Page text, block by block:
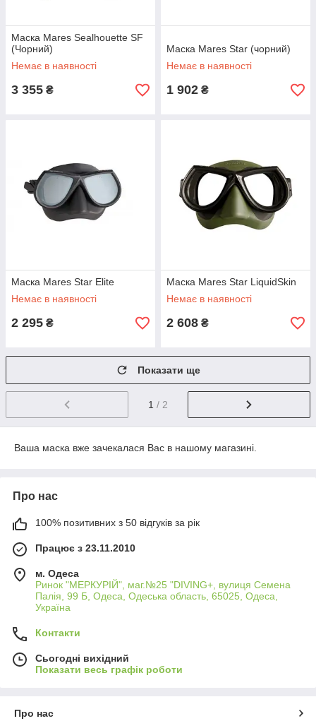
Маска Mares Sealhouette SF
(Чорний)
Немає в наявності
3 355 ₴
Маска Mares Star (чорний)
Немає в наявності
1 902 ₴
Маска Mares Star Elite
Немає в наявності
2 295 ₴
Маска Mares Star LiquidSkin
Немає в наявності
2 608 ₴
Показати ще
1 / 2
Ваша маска вже зачекалася Вас в нашому магазині.
Про нас
100% позитивних з 50 відгуків за рік
Працює з 23.11.2010
м. Одеса
Ринок "МЕРКУРІЙ", маг.№25 "DIVING+, вулиця Семена
Палія, 99 Б, Одеса, Одеська область, 65025, Одеса,
Україна
Контакти
Сьогодні вихідний
Показати весь графік роботи
Про нас